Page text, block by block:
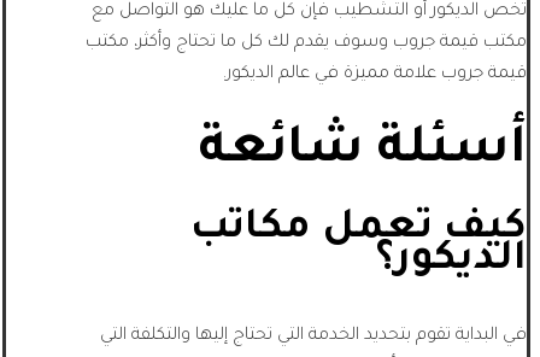
تخص الديكور أو التشطيب فإن كل ما عليك هو التواصل مع
مكتب قيمة جروب وسوف يقدم لك كل ما تحتاج وأكثر، مكتب
قيمة جروب علامة مميزة في عالم الديكور.
أسئلة شائعة
كيف تعمل مكاتب
الديكور؟
في البداية تقوم بتحديد الخدمة التي تحتاج إليها والتكلفة التي